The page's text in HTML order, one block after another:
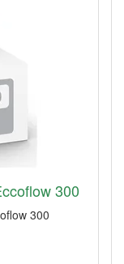
300
300